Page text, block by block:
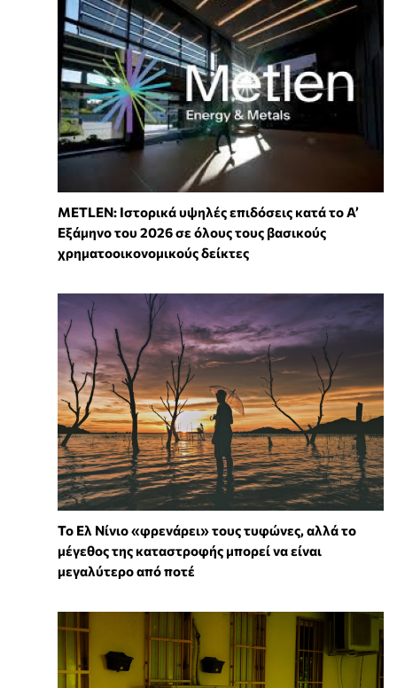
METLEN: Ιστορικά υψηλές επιδόσεις κατά το Α’
Εξάμηνο του 2026 σε όλους τους βασικούς
χρηματοοικονομικούς δείκτες
Το Ελ Νίνιο «φρενάρει» τους τυφώνες, αλλά το
μέγεθος της καταστροφής μπορεί να είναι
μεγαλύτερο από ποτέ